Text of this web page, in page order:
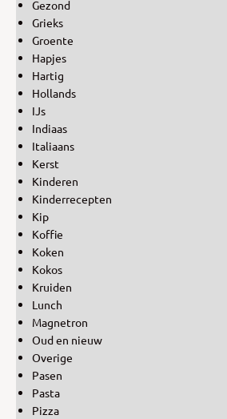
Gezond
Grieks
Groente
Hapjes
Hartig
Hollands
IJs
Indiaas
Italiaans
Kerst
Kinderen
Kinderrecepten
Kip
Koffie
Koken
Kokos
Kruiden
Lunch
Magnetron
Oud en nieuw
Overige
Pasen
Pasta
Pizza